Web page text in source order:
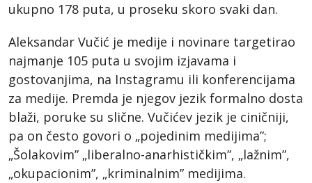
ukupno 178 puta, u proseku skoro svaki dan.
Aleksandar Vučić je medije i novinare targetirao
najmanje 105 puta u svojim izjavama i
gostovanjima, na Instagramu ili konferencijama
za medije. Premda je njegov jezik formalno dosta
blaži, poruke su slične. Vučićev jezik je ciničniji,
pa on često govori o „pojedinim medijima”;
„Šolakovim” „liberalno-anarhističkim”, „lažnim”,
„okupacionim”, „kriminalnim” medijima.